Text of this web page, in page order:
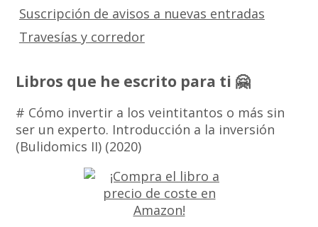
Suscripción de avisos a nuevas entradas
Travesías y corredor
Libros que he escrito para ti 🤗
# Cómo invertir a los veintitantos o más sin
ser un experto. Introducción a la inversión
(Bulidomics II) (2020)